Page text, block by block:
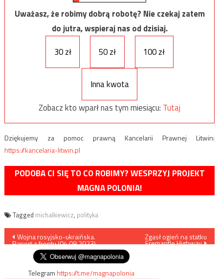
Uważasz, że robimy dobrą robotę? Nie czekaj zatem
do jutra, wspieraj nas od dzisiaj.
30 zł
50 zł 100 zł
Inna kwota
Zobacz kto wparł nas tym miesiącu: Tutaj
Dziękujemy za pomoc prawną Kancelarii Prawnej Litwin:
https://kancelaria-litwin.pl
PODOBA CI SIĘ TO CO ROBIMY? WESPRZYJ PROJEKT
MAGNA POLONIA!
Tagged michalkiewicz, polityka
Nawigacja
wpisu
Wojna rosyjsko-ukraińska.
Raport z frontu (04.08.2023)
Zgasł ogień na statku
Fremantle Highway
Telegramhttps://t.me/magnapolonia